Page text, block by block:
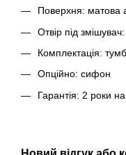
Поверхня: матова
Отвір під
Комплектація:
Опційно: сифон
Гарантія: 2 роки